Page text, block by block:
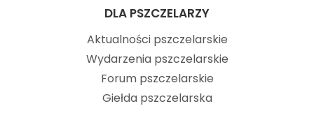
DLA PSZCZELARZY
Aktualności pszczelarskie
Wydarzenia pszczelarskie
Forum pszczelarskie
Giełda pszczelarska